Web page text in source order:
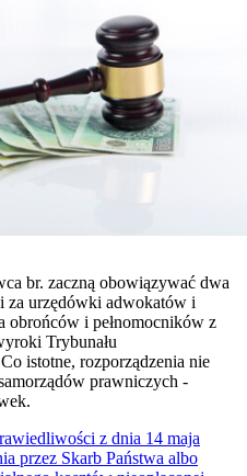
br. zaczną obowiązywać dwa
za urzędówki adwokatów i
obrońców i pełnomocników z
Trybunału
istotne, rozporządzenia nie
prawniczych -
z dnia 14 maja
przez Skarb Państwa albo